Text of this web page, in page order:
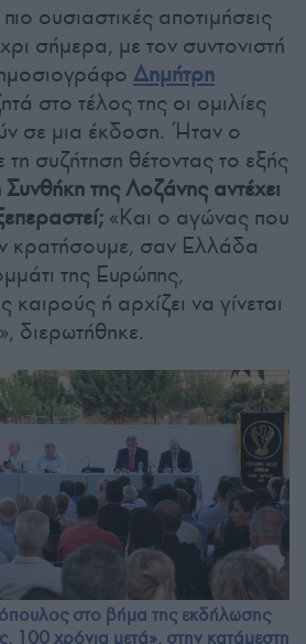
ουσιαστικές αποτιμήσεις
σήμερα, με τον συντονιστή
Δημήτρη
στο τέλος της οι ομιλίες
σε μια έκδοση. Ήταν ο
τη συζήτηση θέτοντας το εξής
Συνθήκη της Λοζάνης αντέχει
«Και ο αγώνας που
κρατήσουμε, σαν Ελλάδα
της Ευρώπης,
καιρούς ή αρχίζει να γίνεται
διερωτήθηκε.
στο βήμα της εκδήλωσης
100 χρόνια μετά», στην κατάμεστη